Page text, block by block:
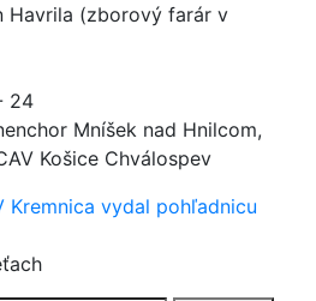
Havrila (zborový farár v
24
Mníšek nad Hnilcom,
Košice Chválospev
Kremnica vydal pohľadnicu